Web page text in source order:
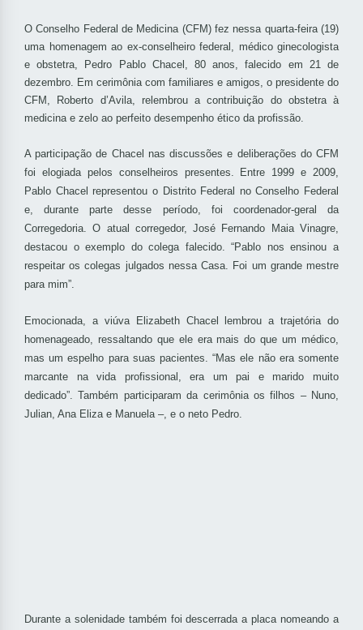
O Conselho Federal de Medicina (CFM) fez nessa quarta-feira (19)
uma homenagem ao ex-conselheiro federal, médico ginecologista
e obstetra, Pedro Pablo Chacel, 80 anos, falecido em 21 de
dezembro. Em cerimônia com familiares e amigos, o presidente do
CFM, Roberto d’Avila, relembrou a contribuição do obstetra à
medicina e zelo ao perfeito desempenho ético da profissão.
A participação de Chacel nas discussões e deliberações do CFM
foi elogiada pelos conselheiros presentes. Entre 1999 e 2009,
Pablo Chacel representou o Distrito Federal no Conselho Federal
e, durante parte desse período, foi coordenador-geral da
Corregedoria. O atual corregedor, José Fernando Maia Vinagre,
destacou o exemplo do colega falecido. “Pablo nos ensinou a
respeitar os colegas julgados nessa Casa. Foi um grande mestre
para mim”.
Emocionada, a viúva Elizabeth Chacel lembrou a trajetória do
homenageado, ressaltando que ele era mais do que um médico,
mas um espelho para suas pacientes. “Mas ele não era somente
marcante na vida profissional, era um pai e marido muito
dedicado”. Também participaram da cerimônia os filhos – Nuno,
Julian, Ana Eliza e Manuela –, e o neto Pedro.
Durante a solenidade também foi descerrada a placa nomeando a